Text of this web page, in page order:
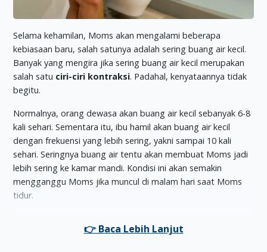
Selama kehamilan, Moms akan mengalami beberapa
kebiasaan baru, salah satunya adalah sering buang air kecil.
Banyak yang mengira jika sering buang air kecil merupakan
salah satu ciri-ciri kontraksi. Padahal, kenyataannya tidak
begitu.
Normalnya, orang dewasa akan buang air kecil sebanyak 6-8
kali sehari. Sementara itu, ibu hamil akan buang air kecil
dengan frekuensi yang lebih sering, yakni sampai 10 kali
sehari. Seringnya buang air tentu akan membuat Moms jadi
lebih sering ke kamar mandi. Kondisi ini akan semakin
mengganggu Moms jika muncul di malam hari saat Moms
tidur.
buang air kecil selama hamil. Lalu, apa saja faktor-faktor